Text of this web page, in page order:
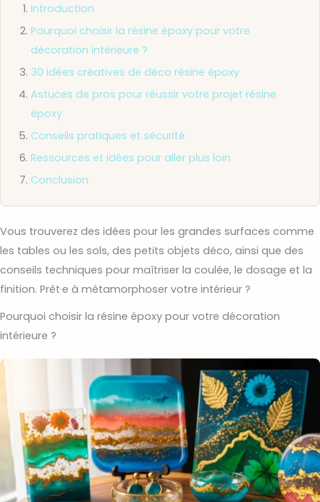
Introduction
Pourquoi choisir la résine époxy pour votre
décoration intérieure ?
30 idées créatives de déco résine époxy
Astuces de pros pour réussir votre projet résine
époxy
Conseils pratiques et sécurité
Ressources et idées pour aller plus loin
Conclusion
Vous trouverez des idées pour les grandes surfaces comme
les tables ou les sols, des petits objets déco, ainsi que des
conseils techniques pour maîtriser la coulée, le dosage et la
finition. Prêt·e à métamorphoser votre intérieur ?
Pourquoi choisir la résine époxy pour votre décoration
intérieure ?